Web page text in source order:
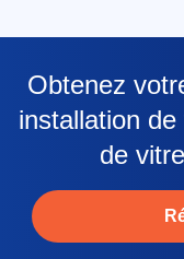
Obtenez
installation
de